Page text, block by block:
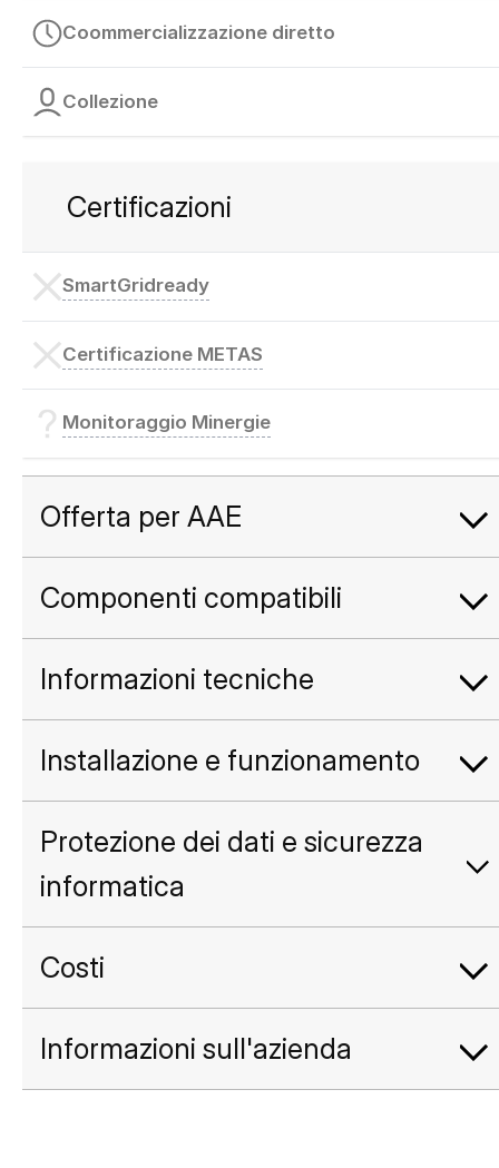
Coommercializzazione diretto
Collezione
Certificazioni
SmartGridready
Certificazione METAS
Monitoraggio Minergie
Offerta per AAE
Componenti compatibili
Informazioni tecniche
Installazione e funzionamento
Protezione dei dati e sicurezza
informatica
Costi
Informazioni sull'azienda